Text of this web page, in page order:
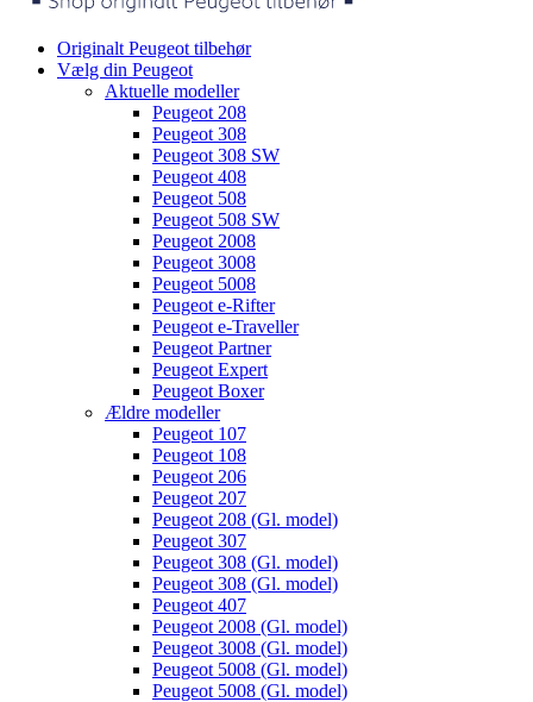
Originalt Peugeot tilbehør
Vælg din Peugeot
Aktuelle modeller
Peugeot 208
Peugeot 308
Peugeot 308 SW
Peugeot 408
Peugeot 508
Peugeot 508 SW
Peugeot 2008
Peugeot 3008
Peugeot 5008
Peugeot e-Rifter
Peugeot e-Traveller
Peugeot Partner
Peugeot Expert
Peugeot Boxer
Ældre modeller
Peugeot 107
Peugeot 108
Peugeot 206
Peugeot 207
Peugeot 208 (Gl. model)
Peugeot 307
Peugeot 308 (Gl. model)
Peugeot 308 (Gl. model)
Peugeot 407
Peugeot 2008 (Gl. model)
Peugeot 3008 (Gl. model)
Peugeot 5008 (Gl. model)
Peugeot 5008 (Gl. model)